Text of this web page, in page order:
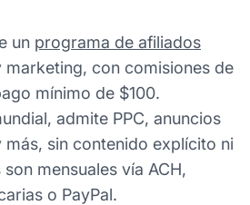
un programa de afiliados
marketing, con comisiones de
mínimo de $100.
admite PPC, anuncios
más, sin contenido explícito ni
mensuales vía ACH,
o PayPal.